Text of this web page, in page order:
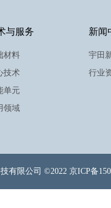
与服务
材料
技术
单元
领域
新闻
宇田
行业
有限公司 ©2022 京ICP备